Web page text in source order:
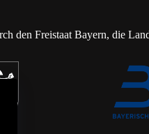
den Freistaat Bayern, die